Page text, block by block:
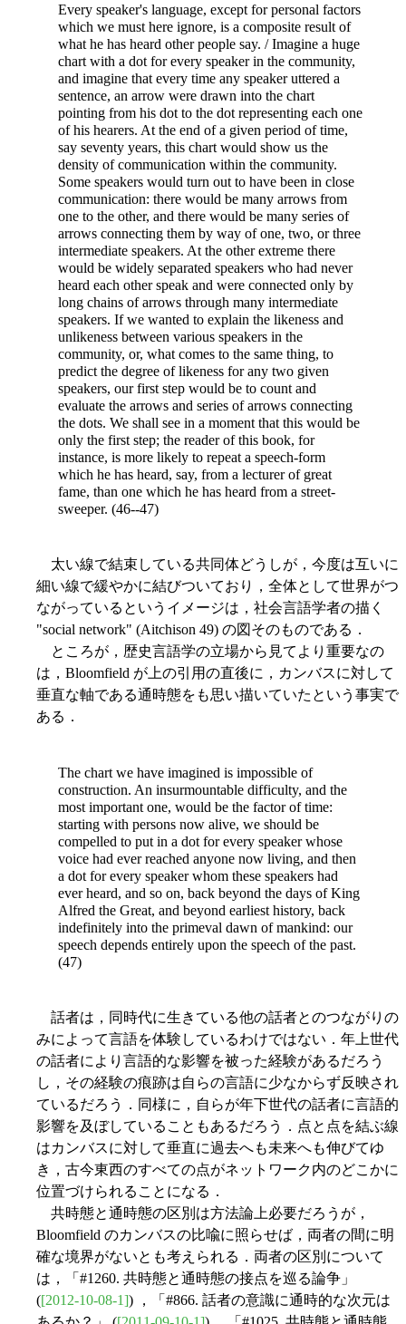
Every speaker's language, except for personal factors
which we must here ignore, is a composite result of
what he has heard other people say. / Imagine a huge
chart with a dot for every speaker in the community,
and imagine that every time any speaker uttered a
sentence, an arrow were drawn into the chart
pointing from his dot to the dot representing each one
of his hearers. At the end of a given period of time,
say seventy years, this chart would show us the
density of communication within the community.
Some speakers would turn out to have been in close
communication: there would be many arrows from
one to the other, and there would be many series of
arrows connecting them by way of one, two, or three
intermediate speakers. At the other extreme there
would be widely separated speakers who had never
heard each other speak and were connected only by
long chains of arrows through many intermediate
speakers. If we wanted to explain the likeness and
unlikeness between various speakers in the
community, or, what comes to the same thing, to
predict the degree of likeness for any two given
speakers, our first step would be to count and
evaluate the arrows and series of arrows connecting
the dots. We shall see in a moment that this would be
only the first step; the reader of this book, for
instance, is more likely to repeat a speech-form
which he has heard, say, from a lecturer of great
fame, than one which he has heard from a street-
sweeper. (46--47)
太い線で結束している共同体どうしが，今度は互いに
細い線で緩やかに結びついており，全体として世界がつ
ながっているというイメージは，社会言語学者の描く
"social network" (Aitchison 49) の図そのものである．
ところが，歴史言語学の立場から見てより重要なの
は，Bloomfield が上の引用の直後に，カンバスに対して
垂直な軸である通時態をも思い描いていたという事実で
ある．
The chart we have imagined is impossible of
construction. An insurmountable difficulty, and the
most important one, would be the factor of time:
starting with persons now alive, we should be
compelled to put in a dot for every speaker whose
voice had ever reached anyone now living, and then
a dot for every speaker whom these speakers had
ever heard, and so on, back beyond the days of King
Alfred the Great, and beyond earliest history, back
indefinitely into the primeval dawn of mankind: our
speech depends entirely upon the speech of the past.
(47)
話者は，同時代に生きている他の話者とのつながりの
みによって言語を体験しているわけではない．年上世代
の話者により言語的な影響を被った経験があるだろう
し，その経験の痕跡は自らの言語に少なからず反映され
ているだろう．同様に，自らが年下世代の話者に言語的
影響を及ぼしていることもあるだろう．点と点を結ぶ線
はカンバスに対して垂直に過去へも未来へも伸びてゆ
き，古今東西のすべての点がネットワーク内のどこかに
位置づけられることになる．
共時態と通時態の区別は方法論上必要だろうが，
Bloomfield のカンバスの比喩に照らせば，両者の間に明
確な境界がないとも考えられる．両者の区別について
は，「#1260. 共時態と通時態の接点を巡る論争」
([2012-10-08-1]) ，「#866. 話者の意識に通時的な次元は